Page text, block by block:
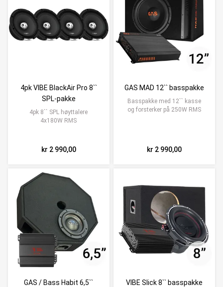
4pk VIBE BlackAir Pro 8``
SPL-pakke
4pk 8`` SPL høyttalere
4x180W RMS
kr 2 990,00
GAS MAD 12`` basspakke
Basspakke med 12`` kasse
og forsterker på 250W RMS
kr 2 990,00
GAS / Bass Habit 6,5``
VIBE Slick 8`` basspakke